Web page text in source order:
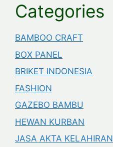
Categories
BAMBOO CRAFT
BOX PANEL
BRIKET INDONESIA
FASHION
GAZEBO BAMBU
HEWAN KURBAN
JASA AKTA KELAHIRAN